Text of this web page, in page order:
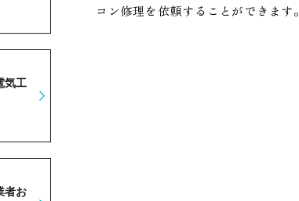
コン修理を依頼することができます。
気工
者お